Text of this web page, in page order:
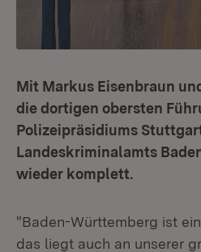
Mit Markus Eisenbraun
die dortigen obersten
Polizeipräsidiums
Landeskriminalamts
wieder komplett.
"Baden-Württemberg ist
das liegt auch an unserer